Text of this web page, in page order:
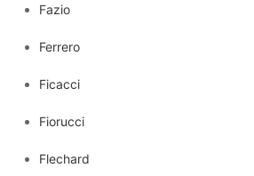
Fazio
Ferrero
Ficacci
Fiorucci
Flechard